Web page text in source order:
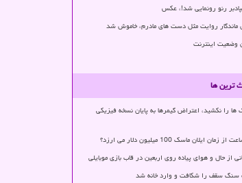
رنو رونمایی شد!، عکس
روایت مثل دست های مادرم، خاموش شد
وضعیت اینترنت
ترین ها
را نکشید، اعتراض گیمرها به پایان نسخه فیزیکی
زمان ایلان ماسک 100 میلیون دلار می ارزد؟
از حال و هوای پیاده روی اربعین در قاب بازی موبایلی
سنگ سقف را شکافت و وارد خانه شد